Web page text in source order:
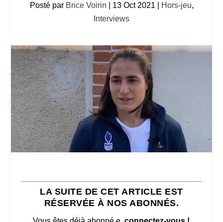
Posté par Brice Voirin 13 Oct 2021 Hors-jeu,
Interviews
LA SUITE DE CET ARTICLE EST
RÉSERVÉE À NOS ABONNÉS.